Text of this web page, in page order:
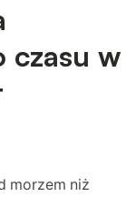
czasu w
morzem niż